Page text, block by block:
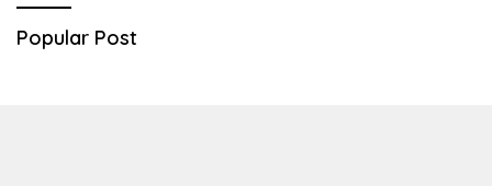
Popular Post